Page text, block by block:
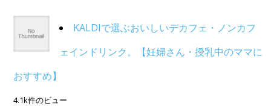
KALDIで選ぶおいしいデカフェ・ノンカフ
ェインドリンク。【妊婦さん・授乳中のママに
おすすめ】
4.1k件のビュー